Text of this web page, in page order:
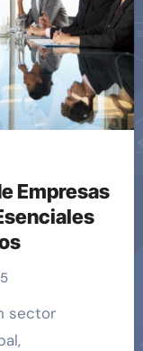
Empresas